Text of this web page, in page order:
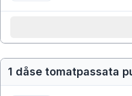
1 dåse tomatpassata